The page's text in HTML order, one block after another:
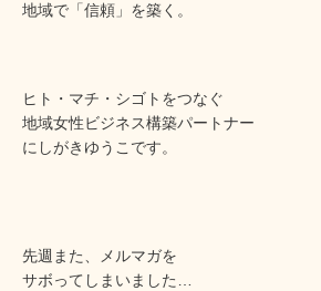
地域で「信頼」を築く。
ヒト・マチ・シゴトをつなぐ
地域女性ビジネス構築パートナー
にしがきゆうこです。
先週また、メルマガを
サボってしまいました…